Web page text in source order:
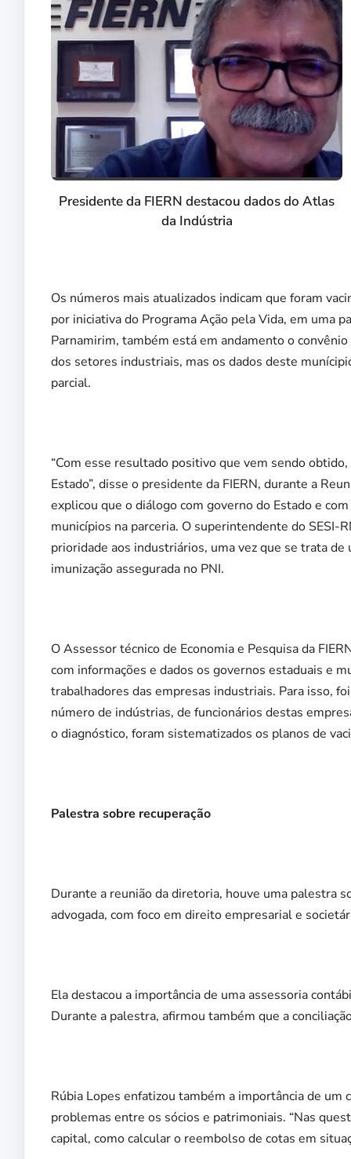
Presidente da FIERN destacou dados do Atlas
da Indústria
Os números mais atualizados indicam que foram
por iniciativa do Programa Ação pela Vida, em uma
Parnamirim, também está em andamento o
dos setores industriais, mas os dados deste
parcial.
“Com esse resultado positivo que vem sendo
Estado”, disse o presidente da FIERN, durante a
explicou que o diálogo com governo do Estado e
municípios na parceria. O superintendente do
prioridade aos industriários, uma vez que se trata
imunização assegurada no PNI.
O Assessor técnico de Economia e Pesquisa da
com informações e dados os governos estaduais e
trabalhadores das empresas industriais. Para isso,
número de indústrias, de funcionários destas
o diagnóstico, foram sistematizados os planos de
Palestra sobre recuperação
Durante a reunião da diretoria, houve uma palestra
advogada, com foco em direito empresarial e
Ela destacou a importância de uma assessoria
Durante a palestra, afirmou também que a
Rúbia Lopes enfatizou também a importância de
problemas entre os sócios e patrimoniais. “Nas
capital, como calcular o reembolso de cotas em